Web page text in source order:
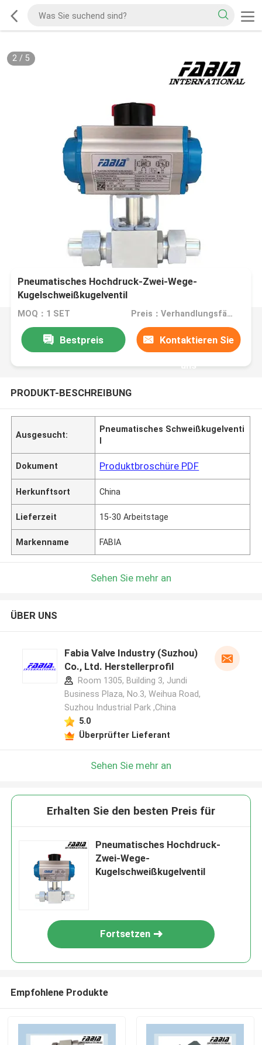
2/ 5
Pneumatisches Hochdruck-Zwei-Wege-
Kugelschweißkugelventil
MOQ：1 SET Preis：Verhandlungsfähig
Bestpreis Kontaktieren Sie
uns
PRODUKT-BESCHREIBUNG
Ausgesucht:
Pneumatisches Schweißkugelventi
l
Dokument Produktbroschüre PDF
Herkunftsort China
Lieferzeit 15-30 Arbeitstage
Markenname FABIA
Sehen Sie mehr an
ÜBER UNS
Fabia Valve Industry (Suzhou)
Co., Ltd. Herstellerprofil
Room 1305, Building 3, Jundi
Business Plaza, No.3, Weihua Road,
Suzhou Industrial Park ,China
5.0
Überprüfter Lieferant
Sehen Sie mehr an
Erhalten Sie den besten Preis für
Pneumatisches Hochdruck-
Zwei-Wege-
Kugelschweißkugelventil
Fortsetzen
Empfohlene Produkte